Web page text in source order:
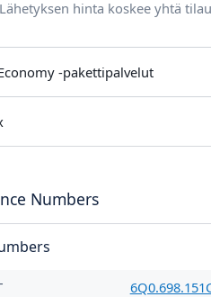
hinta koskee yhtä
-pakettipalvelut
Numbers